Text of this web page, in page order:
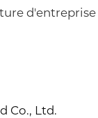
d'entreprise
Co., Ltd.